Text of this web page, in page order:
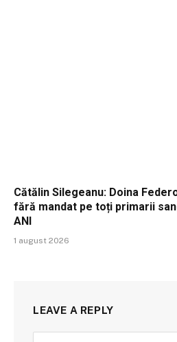
Cătălin Silegeanu: Doina
fără mandat pe toți primarii
ANI
1 august 2026
LEAVE A REPLY